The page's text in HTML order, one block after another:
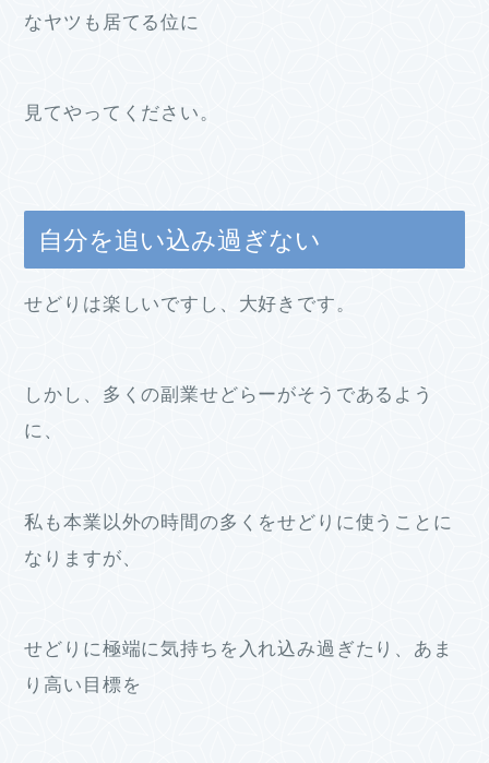
なヤツも居てる位に
見てやってください。
自分を追い込み過ぎない
せどりは楽しいですし、大好きです。
しかし、多くの副業せどらーがそうであるよう
に、
私も本業以外の時間の多くをせどりに使うことに
なりますが、
せどりに極端に気持ちを入れ込み過ぎたり、あま
り高い目標を